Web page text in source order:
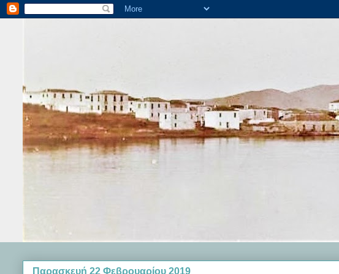
Παρασκευή 22 Φεβρουαρίου 2019